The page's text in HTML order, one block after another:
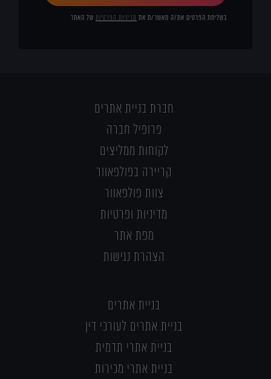
בשליחת הפרטים את/ה מאשר/ת את מדיניות הפרטיותשל האתר
חברת בניית אתרים
פרופיל חברה
לקוחות ממליצים
קריירה בפולפאוור
צוות פולפאוור
מדיניות ופרטיות
מפת אתר
הצהרת נגישות
בניית אתרים
בניית אתרים לעורכי דין
בניית אתרי תדמית
בניית אתרי מכירות